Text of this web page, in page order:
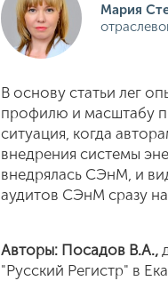
Мария
В основу статьи лег
профилю и масштабу
ситуация, когда
внедрения системы
внедрялась СЭнМ, и
аудитов СЭнМ сразу
Авторы: Посадов В.А.,
"Русский Регистр" в